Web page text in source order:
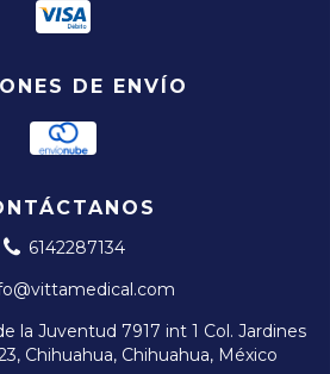
DE ENVÍO
6142287134
la Juventud 7917 int 1 Col. Jardines
Chihuahua, Chihuahua, México